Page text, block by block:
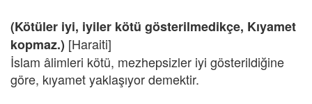
(Kötüler iyi, iyiler kötü gösterilmedikçe, Kıyamet
kopmaz.) [Haraiti]
İslam âlimleri kötü, mezhepsizler iyi gösterildiğine
göre, kıyamet yaklaşıyor demektir.